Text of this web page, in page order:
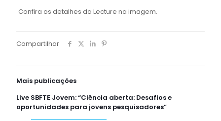
Confira os detalhes da Lecture na imagem.
Compartilhar
Mais publicações
Live SBFTE Jovem: “Ciência aberta: Desafios e
oportunidades para jovens pesquisadores”